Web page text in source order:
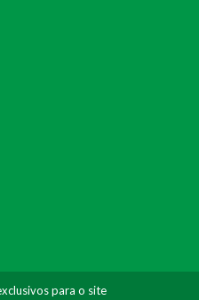
para o site